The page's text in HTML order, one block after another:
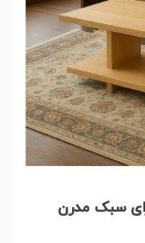
سبک مدرن